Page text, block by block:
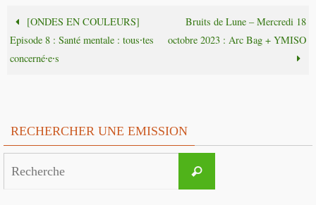
[ONDES EN COULEURS]
Episode 8 : Santé mentale : tous⸱tes
concerné⸱e⸱s
Bruits de Lune – Mercredi 18
octobre 2023 : Arc Bag + YMISO
RECHERCHER UNE EMISSION
Recherche